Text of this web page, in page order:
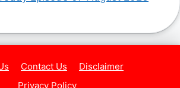
Contact Us
Disclaimer
Privacy Policy